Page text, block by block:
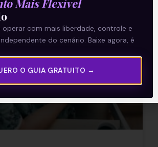
ARTIGOS
Mais Flexível
com mais liberdade, controle e
do cenário. Baixe agora, é
O GUIA GRATUITO →